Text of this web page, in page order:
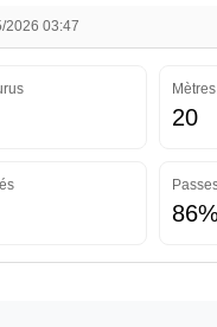
2026 03:47
20
86%